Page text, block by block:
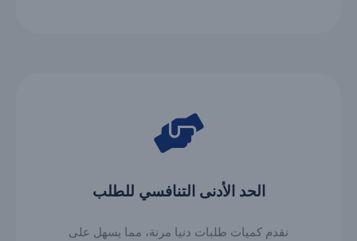
الحد الأدنى التنافسي للطلب
نقدم كميات طلبات دنيا مرنة، مما يسهل على